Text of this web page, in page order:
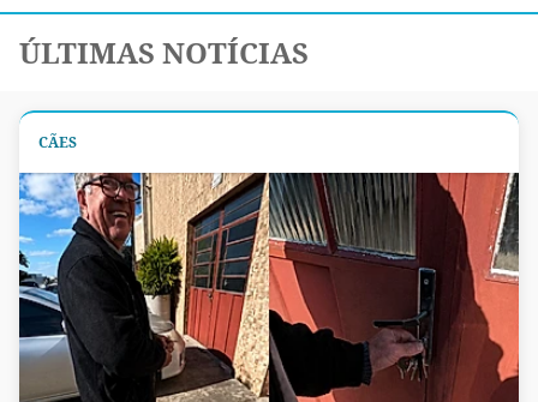
ÚLTIMAS NOTÍCIAS
CÃES